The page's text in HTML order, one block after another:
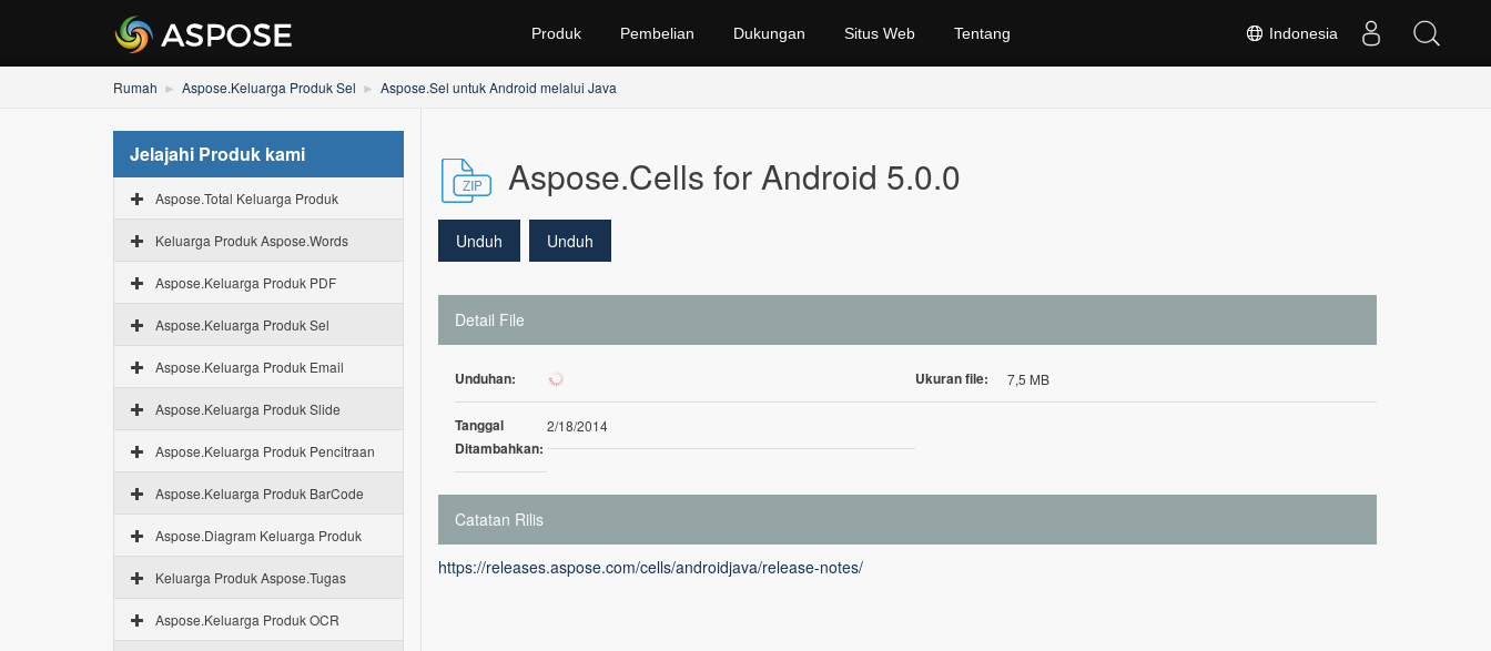
Indonesia
Produk Pembelian Dukungan Situs Web Tentang
Rumah Aspose.Keluarga Produk Sel Aspose.Sel untuk Android melalui Java
Jelajahi Produk kami
Aspose.Total Keluarga Produk
Keluarga Produk Aspose.Words
Aspose.Keluarga Produk PDF
Aspose.Keluarga Produk Sel
Aspose.Keluarga Produk Email
Aspose.Keluarga Produk Slide
Aspose.Keluarga Produk Pencitraan
Aspose.Keluarga Produk BarCode
Aspose.Diagram Keluarga Produk
Keluarga Produk Aspose.Tugas
Aspose.Keluarga Produk OCR
Aspose.Cells for Android 5.0.0
Unduh Unduh
Detail File
Unduhan: 314 Ukuran file: 7,5 MB
Tanggal
Ditambahkan:
2/18/2014
Catatan Rilis
https://releases.aspose.com/cells/androidjava/release-notes/